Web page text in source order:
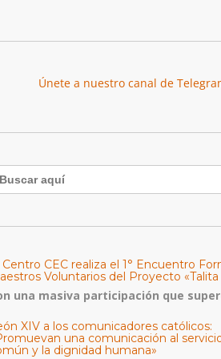
Únete a nuestro canal de
Centro CEC realiza el 1° Encuentro
Voluntarios del Proyecto
una masiva participación que
XIV a los comunicadores católicos:
una comunicación al
y la dignidad humana»